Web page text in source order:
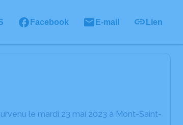
Facebook E-mail Lien
le mardi 23 mai 2023 à Mont-Saint-